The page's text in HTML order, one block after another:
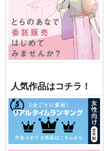
人気作品はコチラ！